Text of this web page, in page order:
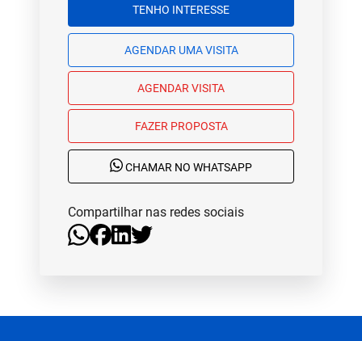
TENHO INTERESSE
AGENDAR UMA VISITA
AGENDAR VISITA
FAZER PROPOSTA
CHAMAR NO WHATSAPP
Compartilhar nas redes sociais